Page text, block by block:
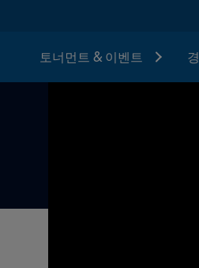
토너먼트 & 이벤트